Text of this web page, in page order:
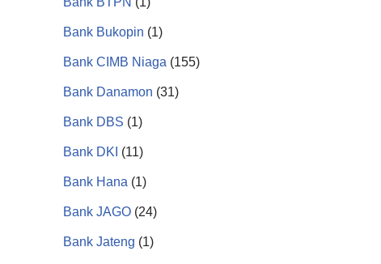
Bank Bukopin (1)
Bank CIMB Niaga (155)
Bank Danamon (31)
Bank DBS (1)
Bank DKI (11)
Bank Hana (1)
Bank JAGO (24)
Bank Jateng (1)